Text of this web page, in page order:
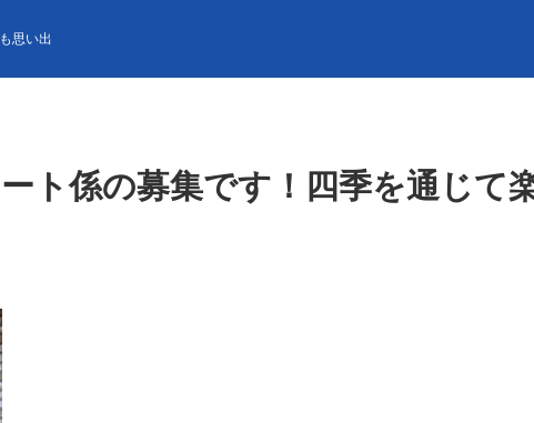
思い出
ト係の募集です！四季を通じ